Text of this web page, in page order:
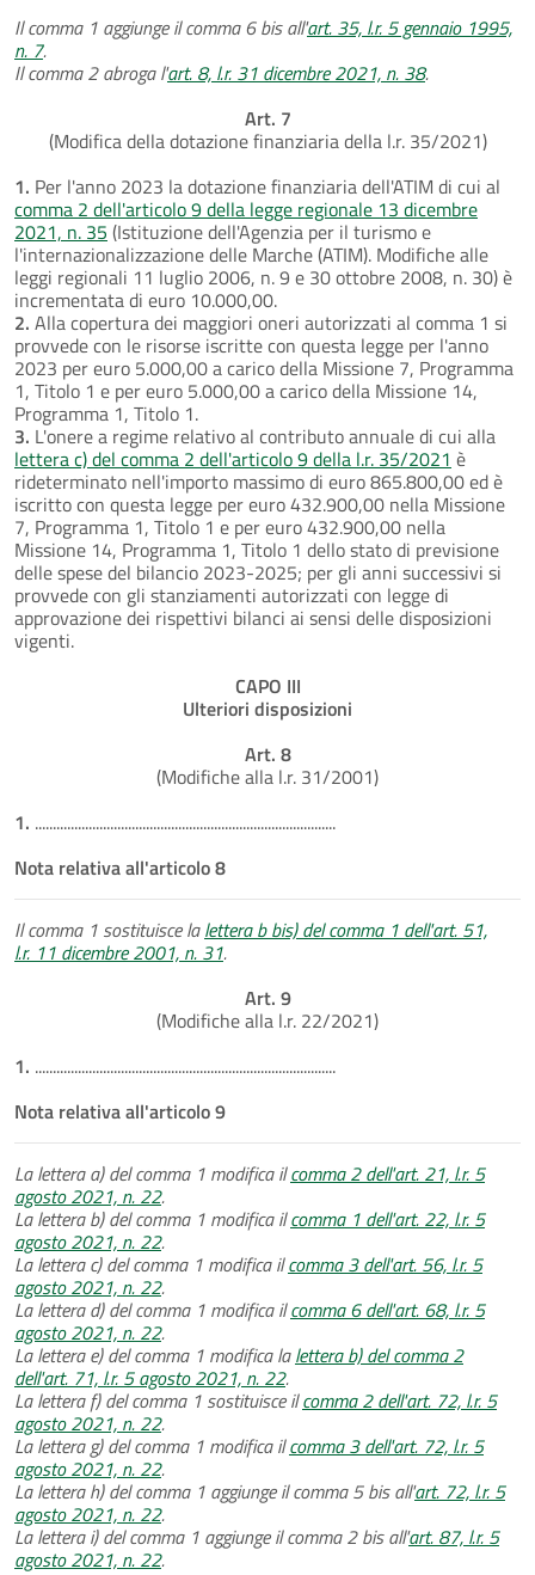
Il comma 1 aggiunge il comma 6 bis all'art. 35, l.r. 5 gennaio 1995,
n. 7.
Il comma 2 abroga l'art. 8, l.r. 31 dicembre 2021, n. 38.
Art. 7
(Modifica della dotazione finanziaria della l.r. 35/2021)
1. Per l'anno 2023 la dotazione finanziaria dell'ATIM di cui al
comma 2 dell'articolo 9 della legge regionale 13 dicembre
2021, n. 35 (Istituzione dell'Agenzia per il turismo e
l'internazionalizzazione delle Marche (ATIM). Modifiche alle
leggi regionali 11 luglio 2006, n. 9 e 30 ottobre 2008, n. 30) è
incrementata di euro 10.000,00.
2. Alla copertura dei maggiori oneri autorizzati al comma 1 si
provvede con le risorse iscritte con questa legge per l'anno
2023 per euro 5.000,00 a carico della Missione 7, Programma
1, Titolo 1 e per euro 5.000,00 a carico della Missione 14,
Programma 1, Titolo 1.
3. L'onere a regime relativo al contributo annuale di cui alla
lettera c) del comma 2 dell'articolo 9 della l.r. 35/2021 è
rideterminato nell'importo massimo di euro 865.800,00 ed è
iscritto con questa legge per euro 432.900,00 nella Missione
7, Programma 1, Titolo 1 e per euro 432.900,00 nella
Missione 14, Programma 1, Titolo 1 dello stato di previsione
delle spese del bilancio 2023-2025; per gli anni successivi si
provvede con gli stanziamenti autorizzati con legge di
approvazione dei rispettivi bilanci ai sensi delle disposizioni
vigenti.
CAPO III
Ulteriori disposizioni
Art. 8
(Modifiche alla l.r. 31/2001)
1. ....................................................................................
Nota relativa all'articolo 8
Il comma 1 sostituisce lalettera b bis) del comma 1 dell'art. 51,
l.r. 11 dicembre 2001, n. 31.
Art. 9
(Modifiche alla l.r. 22/2021)
1. ....................................................................................
Nota relativa all'articolo 9
La lettera a) del comma 1 modifica ilcomma 2 dell'art. 21, l.r. 5
agosto 2021, n. 22.
La lettera b) del comma 1 modifica ilcomma 1 dell'art. 22, l.r. 5
agosto 2021, n. 22.
La lettera c) del comma 1 modifica ilcomma 3 dell'art. 56, l.r. 5
agosto 2021, n. 22.
La lettera d) del comma 1 modifica ilcomma 6 dell'art. 68, l.r. 5
agosto 2021, n. 22.
La lettera e) del comma 1 modifica lalettera b) del comma 2
dell'art. 71, l.r. 5 agosto 2021, n. 22.
La lettera f) del comma 1 sostituisce ilcomma 2 dell'art. 72, l.r. 5
agosto 2021, n. 22.
La lettera g) del comma 1 modifica ilcomma 3 dell'art. 72, l.r. 5
agosto 2021, n. 22.
La lettera h) del comma 1 aggiunge il comma 5 bis all'art. 72, l.r. 5
agosto 2021, n. 22.
La lettera i) del comma 1 aggiunge il comma 2 bis all'art. 87, l.r. 5
agosto 2021, n. 22.